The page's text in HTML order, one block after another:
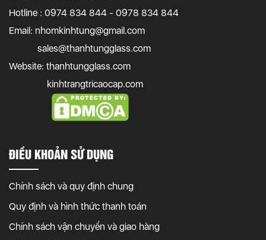
Hotline : 0974 834 844 - 0978 834 844
Email: nhomkinhtung@gmail.com
sales@thanhtungglass.com
Website: thanhtungglass.com
kinhtrangtricaocap.com
ĐIỀU KHOẢN SỬ DỤNG
Chính sách và quy định chung
Quy định và hình thức thanh toán
Chính sách vận chuyển và giao hàng